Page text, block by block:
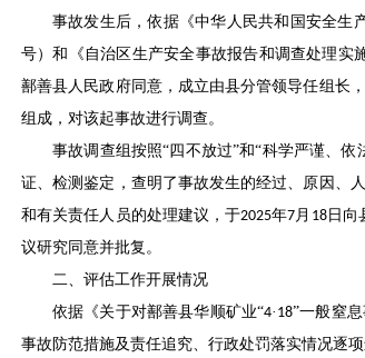
事故发生后，依据《中华人民共和国安全生
号）和《自治区生产安全事故报告和调查处理实
鄯善县人民政府同意，成立由县分管领导任组长
组成，对该起事故进行调查。
事故调查组按照“四不放过”和“科学严谨、
证、检测鉴定，查明了事故发生的经过、原因、
和有关责任人员的处理建议，于2025年7月 18日向
议研究同意并批复。
二、评估工作开展情况
依据《关于对鄯善县华顺矿业“4· 18”一般窒
事故防范措施及责任追究、行政处罚落实情况逐